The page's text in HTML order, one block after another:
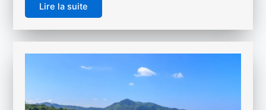
Lire la suite